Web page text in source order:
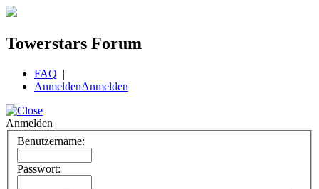
Towerstars Forum
FAQ |
AnmeldenAnmelden
Anmelden
Benutzername:
Passwort: